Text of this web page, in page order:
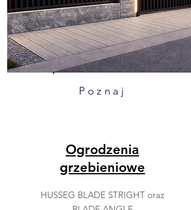
Poznaj
Ogrodzenia
grzebieniowe
HUSSEG BLADE STRIGHT oraz